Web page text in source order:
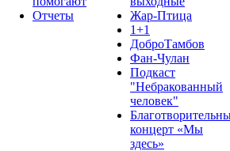
Отчеты
Жар-Птица
1+1
ДоброТамбов
Фан-Чулан
Подкаст
"Небракованный
человек"
концерт «Мы
здесь»